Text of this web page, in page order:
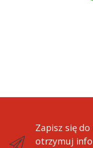
Zapisz się
otrzymuj